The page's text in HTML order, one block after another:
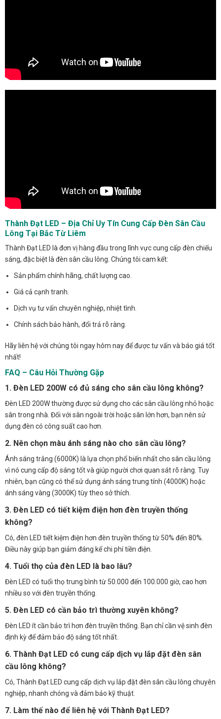
Thành Đạt LED – Địa Chỉ Uy Tín Cung Cấp Đèn Sân Cầu
Lông Tại Bắc Từ Liêm
Thành Đạt LED là đơn vị hàng đầu trong lĩnh vực cung cấp đèn chiếu
sáng, đặc biệt là đèn sân cầu lông. Chúng tôi cam kết:
Sản phẩm chính hãng, chất lượng cao.
Giá cả cạnh tranh.
Dịch vụ tư vấn chuyên nghiệp, nhiệt tình.
Chính sách bảo hành, đổi trả rõ ràng.
Hãy liên hệ với chúng tôi ngay hôm nay để được tư vấn và báo giá tốt
nhất!
FAQ – Câu Hỏi Thường Gặp
1. Đèn LED 200W có đủ sáng cho sân cầu lông không?
Đèn LED 200W thường được sử dụng cho các sân cầu lông nhỏ hoặc
sân trong nhà. Đối với sân ngoài trời hoặc sân lớn hơn, bạn nên sử
dụng đèn có công suất cao hơn.
2. Nên chọn màu ánh sáng nào cho sân cầu lông?
Ánh sáng trắng (6000K) là lựa chọn phổ biến nhất cho sân cầu lông
vì nó cung cấp độ sáng tốt và giúp người chơi quan sát rõ ràng. Tuy
nhiên, bạn cũng có thể sử dụng ánh sáng trung tính (4000K) hoặc
ánh sáng vàng (3000K) tùy theo sở thích.
3. Đèn LED có tiết kiệm điện hơn đèn truyền thống
không?
Có, đèn LED tiết kiệm điện hơn đèn truyền thống từ 50% đến 80%.
Điều này giúp bạn giảm đáng kể chi phí tiền điện.
4. Tuổi thọ của đèn LED là bao lâu?
Đèn LED có tuổi thọ trung bình từ 50.000 đến 100.000 giờ, cao hơn
nhiều so với đèn truyền thống.
5. Đèn LED có cần bảo trì thường xuyên không?
Đèn LED ít cần bảo trì hơn đèn truyền thống. Bạn chỉ cần vệ sinh đèn
định kỳ để đảm bảo độ sáng tốt nhất.
6. Thành Đạt LED có cung cấp dịch vụ lắp đặt đèn sân
cầu lông không?
Có, Thành Đạt LED cung cấp dịch vụ lắp đặt đèn sân cầu lông chuyên
nghiệp, nhanh chóng và đảm bảo kỹ thuật.
7. Làm thế nào để liên hệ với Thành Đạt LED?